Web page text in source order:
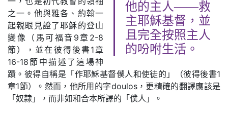
他的主人——救
主耶穌基督，並
且完全按照主人
的吩咐生活。
之一。他與雅各、約翰一
起親眼見證了耶穌的登山
變像（馬可福音9章2-8
節），並在彼得後書1章
16-18節中描述了這場神
蹟。彼得自稱是「作耶穌基督僕人和使徒的」（彼得後書1
章1節）。然而，他所用的字doulos，更精確的翻譯應該是
「奴隸」，而非如和合本所譯的「僕人」。